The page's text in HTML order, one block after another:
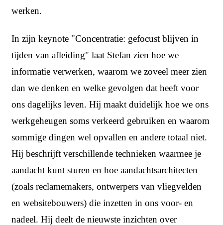
werken.
In zijn keynote "Concentratie: gefocust blijven in
tijden van afleiding" laat Stefan zien hoe we
informatie verwerken, waarom we zoveel meer zien
dan we denken en welke gevolgen dat heeft voor
ons dagelijks leven. Hij maakt duidelijk hoe we ons
werkgeheugen soms verkeerd gebruiken en waarom
sommige dingen wel opvallen en andere totaal niet.
Hij beschrijft verschillende technieken waarmee je
aandacht kunt sturen en hoe aandachtsarchitecten
(zoals reclamemakers, ontwerpers van vliegvelden
en websitebouwers) die inzetten in ons voor- en
nadeel. Hij deelt de nieuwste inzichten over